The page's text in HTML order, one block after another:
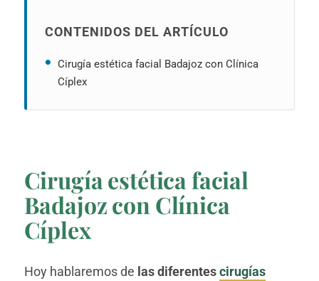
CONTENIDOS DEL ARTÍCULO
Cirugía estética facial Badajoz con Clínica
Cíplex
Cirugía estética facial
Badajoz con Clínica
Cíplex
Hoy hablaremos de las diferentescirugías